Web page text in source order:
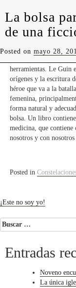
La bolsa
de una
Posted on mayo 28,
En «The Carrier Bag
lugar de lo que
herramientas. Le Guin
orígenes y la escritura
héroe que va a la
femenina,
forma natural y
bolsa. Un libro
medicina, que contiene
nosotros y con nosotros
Posted in
Navegación
de
¡Este no soy yo!
Buscar:
Entradas
Noveno
La única